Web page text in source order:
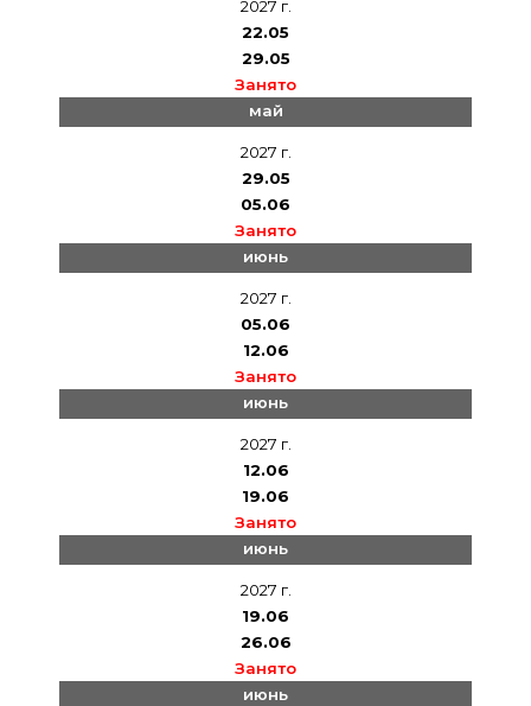
2027 г.
22.05
29.05
Занято
май
2027 г.
29.05
05.06
Занято
июнь
2027 г.
05.06
12.06
Занято
июнь
2027 г.
12.06
19.06
Занято
июнь
2027 г.
19.06
26.06
Занято
июнь